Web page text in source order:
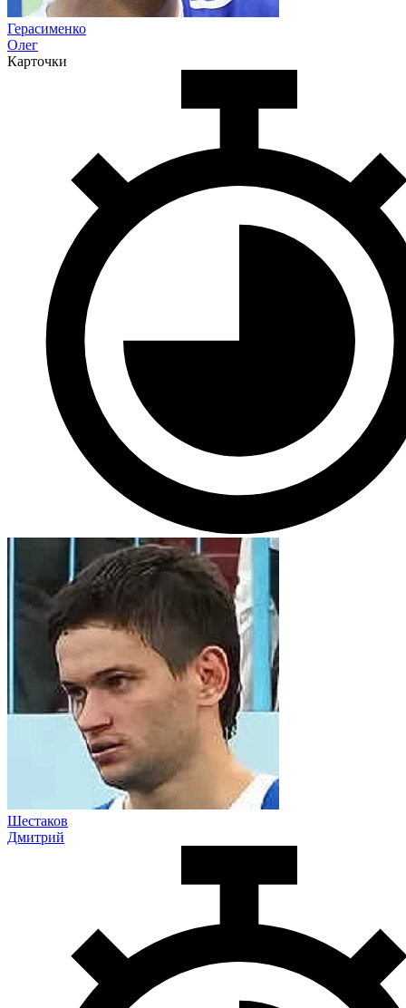
Герасименко
Олег
Карточки
Шестаков
Дмитрий